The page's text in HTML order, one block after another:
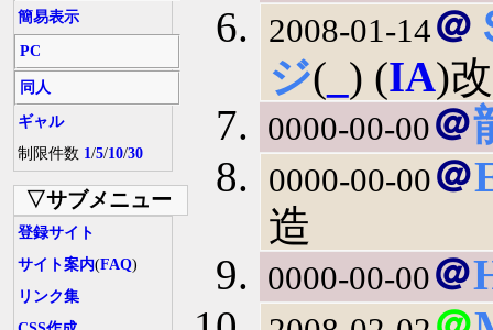
簡易表示
PC
同人
ギャル
制限件数 1/5/10/30
▽サブメニュー
登録サイト
サイト案内(FAQ)
リンク集
2008-01-14＠
ジ( ) (IA)
0000-00-00＠
0000-00-00＠
造
0000-00-00＠